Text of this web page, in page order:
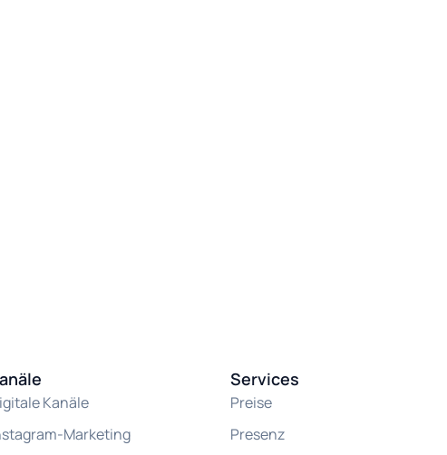
Kanäle
Marketing
Services
Preise
Presenz